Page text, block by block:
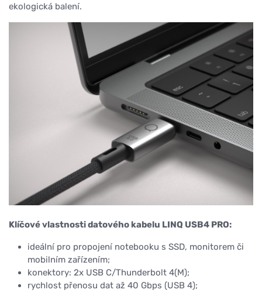
ekologická balení.
Klíčové vlastnosti datového kabelu LINQ USB4 PRO:
ideální pro propojení notebooku s SSD, monitorem či
mobilním zařízením;
konektory: 2x USB C/Thunderbolt 4(M);
rychlost přenosu dat až 40 Gbps (USB 4);